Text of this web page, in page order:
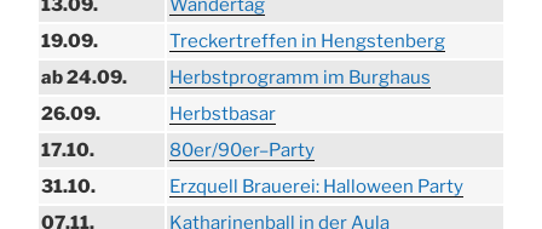
13.09.
Wandertag
19.09.
Treckertreffen in Hengstenberg
ab 24.09.
Herbstprogramm im Burghaus
26.09.
Herbstbasar
17.10.
80er/90er–Party
31.10.
Erzquell Brauerei: Halloween Party
07.11.
Katharinenball in der Aula